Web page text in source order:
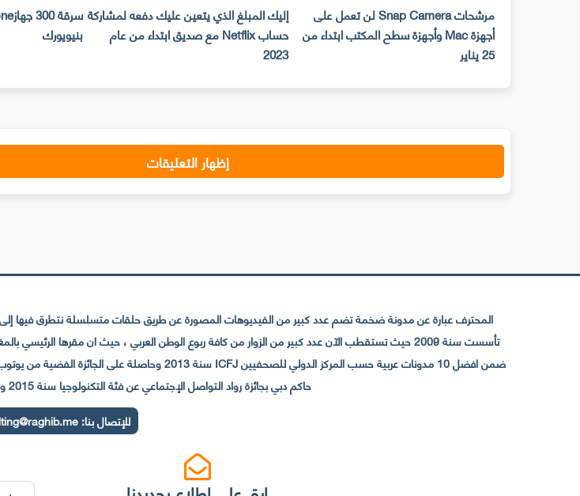
مرشحات Snap Camera لن تعمل على
أجهزة Mac وأجهزة سطح المكتب ابتداء من
25 يناير
إليك المبلغ الذي يتعين عليك دفعه لمشاركة
حساب Netflix مع صديق ابتداء من عام
2023
بنيويورك
إظهار التعليقات
المحترف عبارة عن مدونة ضخمة تضم عدد كبير من الفيديوهات المصورة عن طريق حلقات متسلسلة نتطرق فيها إلى
حاكم دبي بجائزة رواد التواصل الإجتماعي عن فئة التكنولوجيا سنة 2015 وهو الموقع التقني الاول في المغرب والعالم العربي
للإتصال بنا: